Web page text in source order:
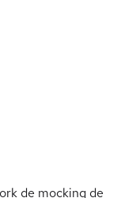
de mocking de